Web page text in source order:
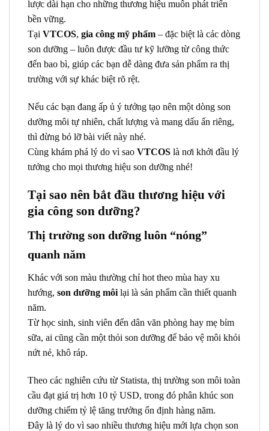
lược dài hạn cho những thương hiệu muốn phát triển
bền vững.
Tại VTCOS, gia công mỹ phẩm – đặc biệt là các dòng
son dưỡng – luôn được đầu tư kỹ lưỡng từ công thức
đến bao bì, giúp các bạn dễ dàng đưa sản phẩm ra thị
trường với sự khác biệt rõ rệt.
Nếu các bạn đang ấp ủ ý tưởng tạo nên một dòng son
dưỡng môi tự nhiên, chất lượng và mang dấu ấn riêng,
thì đừng bỏ lỡ bài viết này nhé.
Cùng khám phá lý do vì sao VTCOS là nơi khởi đầu lý
tưởng cho mọi thương hiệu son dưỡng nhé!
Tại sao nên bắt đầu thương hiệu với
gia công son dưỡng?
Thị trường son dưỡng luôn “nóng”
quanh năm
Khác với son màu thường chỉ hot theo mùa hay xu
hướng, son dưỡng môi lại là sản phẩm cần thiết quanh
năm.
Từ học sinh, sinh viên đến dân văn phòng hay mẹ bỉm
sữa, ai cũng cần một thỏi son dưỡng để bảo vệ môi khỏi
nứt nẻ, khô ráp.
Theo các nghiên cứu từ Statista, thị trường son môi toàn
cầu đạt giá trị hơn 10 tỷ USD, trong đó phân khúc son
dưỡng chiếm tỷ lệ tăng trưởng ổn định hàng năm.
Đây là lý do vì sao nhiều thương hiệu mới lựa chọn son